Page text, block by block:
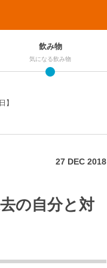
飲み物
気になる飲み物
】
27 DEC 2018
の自分と対